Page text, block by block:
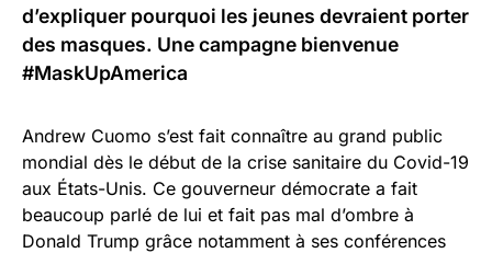
d’expliquer pourquoi les jeunes devraient porter
des masques. Une campagne bienvenue
#MaskUpAmerica
Andrew Cuomo s’est fait connaître au grand public
mondial dès le début de la crise sanitaire du Covid-19
aux États-Unis. Ce gouverneur démocrate a fait
beaucoup parlé de lui et fait pas mal d’ombre à
Donald Trump grâce notamment à ses conférences